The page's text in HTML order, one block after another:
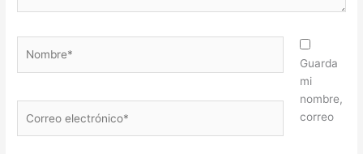
electrónico*
Guarda
mi
nombre,
correo